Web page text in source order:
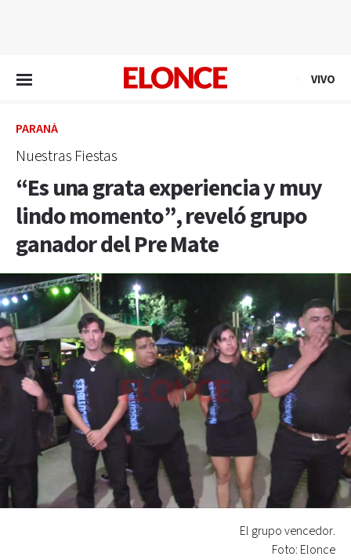
VIVO
PARANÁ
Nuestras Fiestas
“Es una grata experiencia y muy
lindo momento”, reveló grupo
ganador del Pre Mate
El grupo vencedor.
Foto: Elonce